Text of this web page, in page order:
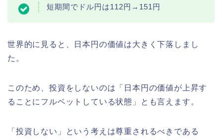
短期間でドル円は112円→151円
世界的に見ると、日本円の価値は大きく下落しまし
た。
このため、投資をしないのは「日本円の価値が上昇す
ることにフルベットしている状態」とも言えます。
「投資しない」という考えは尊重されるべきである